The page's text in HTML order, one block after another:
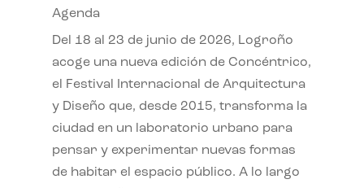
Agenda
Del 18 al 23 de junio de 2026, Logroño
acoge una nueva edición de Concéntrico,
el Festival Internacional de Arquitectura
y Diseño que, desde 2015, transforma la
ciudad en un laboratorio urbano para
pensar y experimentar nuevas formas
de habitar el espacio público. A lo largo